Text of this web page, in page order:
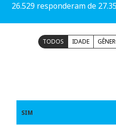
26.529 responderam de
TODOS IDADE
SIM